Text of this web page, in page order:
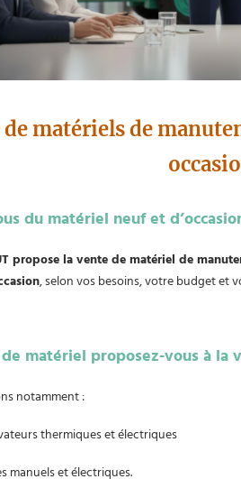
de matériels de
du matériel neuf et
propose la vente de matériel de
, selon vos besoins, votre budget et
matériel proposez-vous à la
notamment :
thermiques et électriques
manuels et électriques.